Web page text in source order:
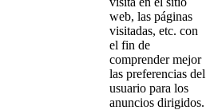
web, las páginas
visitadas, etc. con
el fin de
comprender mejor
las preferencias del
usuario para los
anuncios dirigidos.